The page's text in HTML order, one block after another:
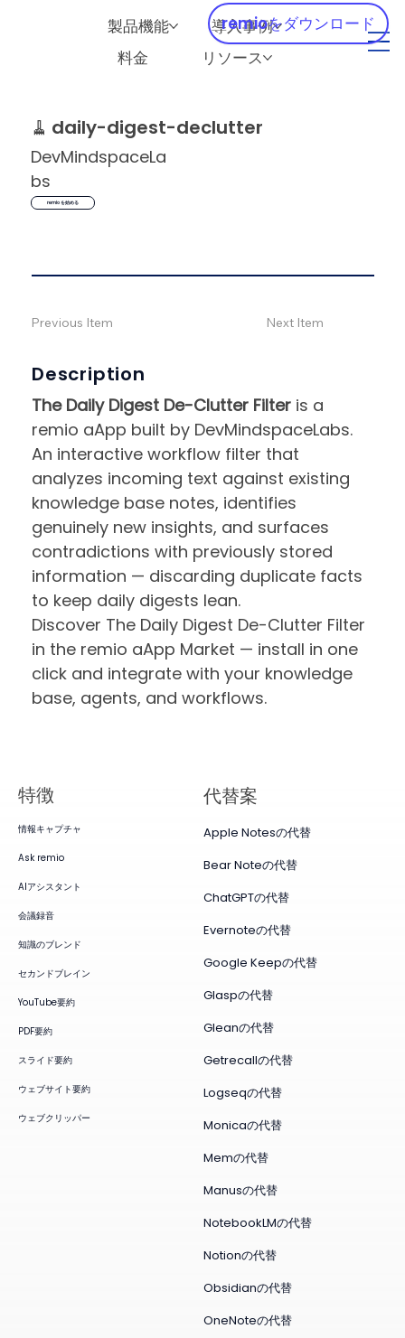
製品機能
導入事例
料金
リソース
remioをダウンロード
🧹 daily-digest-declutter
DevMindspaceLa
bs
remio を始める
Description
The Daily Digest De-Clutter Filter is a
remio aApp built by DevMindspaceLabs.
An interactive workflow filter that
analyzes incoming text against existing
knowledge base notes, identifies
genuinely new insights, and surfaces
contradictions with previously stored
information — discarding duplicate facts
to keep daily digests lean.
Discover The Daily Digest De-Clutter Filter
in the remio aApp Market — install in one
click and integrate with your knowledge
base, agents, and workflows.
Previous Item Next Item
特徴
情報キャプチャ
Ask remio
AIアシスタント
会議録音
知識のブレンド
セカンドブレイン
YouTube要約
PDF要約
スライド要約
ウェブサイト要約
ウェブクリッパー
代替案
Apple Notesの代替
Bear Noteの代替
ChatGPTの代替
Evernoteの代替
Google Keepの代替
Glaspの代替
Gleanの代替
Getrecallの代替
Logseqの代替
Monicaの代替
Memの代替
Manusの代替
NotebookLMの代替
Notionの代替
Obsidianの代替
OneNoteの代替